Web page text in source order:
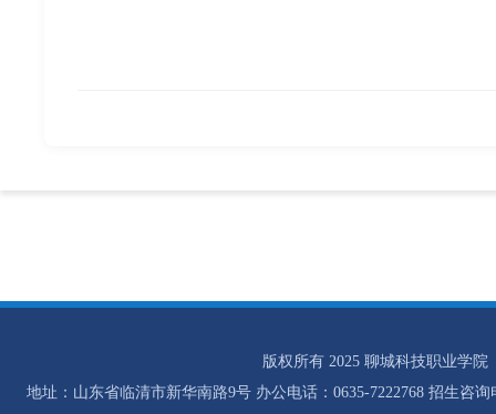
版权所有 2025 聊城科技职业学院
地址：山东省临清市新华南路9号 办公电话：0635-7222768 招生咨询